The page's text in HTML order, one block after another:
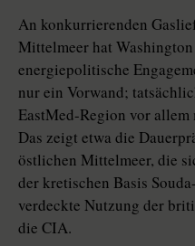
An konkurrierenden
Mittelmeer hat
energiepolitische
nur ein Vorwand;
EastMed-Region vor
Das zeigt etwa die
östlichen Mittelmeer, die
der kretischen Basis
verdeckte Nutzung der
die CIA.